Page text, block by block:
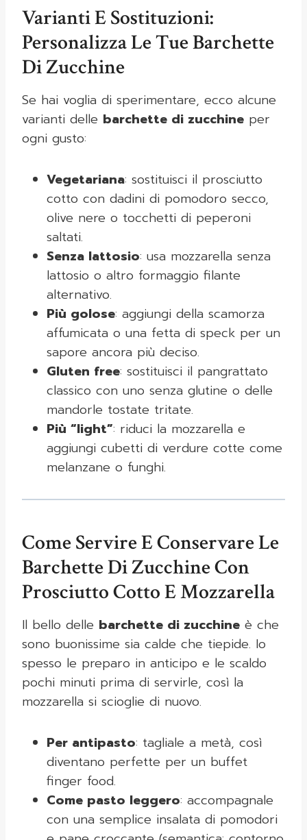
Varianti E Sostituzioni:
Personalizza Le Tue Barchette
Di Zucchine
Se hai voglia di sperimentare, ecco alcune
varianti delle barchette di zucchine per
ogni gusto:
Vegetariana: sostituisci il prosciutto
cotto con dadini di pomodoro secco,
olive nere o tocchetti di peperoni
saltati.
Senza lattosio: usa mozzarella senza
lattosio o altro formaggio filante
alternativo.
Più golose: aggiungi della scamorza
affumicata o una fetta di speck per un
sapore ancora più deciso.
Gluten free: sostituisci il pangrattato
classico con uno senza glutine o delle
mandorle tostate tritate.
Più “light”: riduci la mozzarella e
aggiungi cubetti di verdure cotte come
melanzane o funghi.
Come Servire E Conservare Le
Barchette Di Zucchine Con
Prosciutto Cotto E Mozzarella
Il bello delle barchette di zucchine è che
sono buonissime sia calde che tiepide. Io
spesso le preparo in anticipo e le scaldo
pochi minuti prima di servirle, così la
mozzarella si scioglie di nuovo.
Per antipasto: tagliale a metà, così
diventano perfette per un buffet
finger food.
Come pasto leggero: accompagnale
con una semplice insalata di pomodori